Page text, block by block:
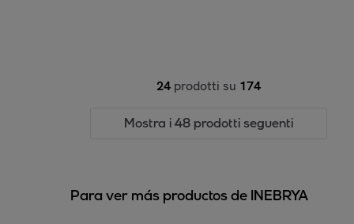
24 prodotti su 174
Mostra i 48 prodotti seguenti
Para ver más productos de INEBRYA